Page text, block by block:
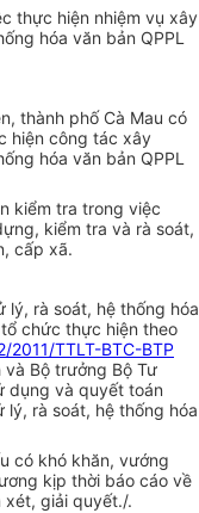
thực hiện nhiệm vụ xây
hóa văn bản QPPL
thành phố Cà Mau có
hiện công tác xây
hóa văn bản QPPL
kiểm tra trong việc
kiểm tra và rà soát,
cấp xã.
lý, rà soát, hệ thống hóa
chức thực hiện theo
2011/TTLT-BTC-BTP
và Bộ trưởng Bộ Tư
dụng và quyết toán
rà soát, hệ thống hóa
có khó khăn, vướng
kịp thời báo cáo về
xét, giải quyết./.